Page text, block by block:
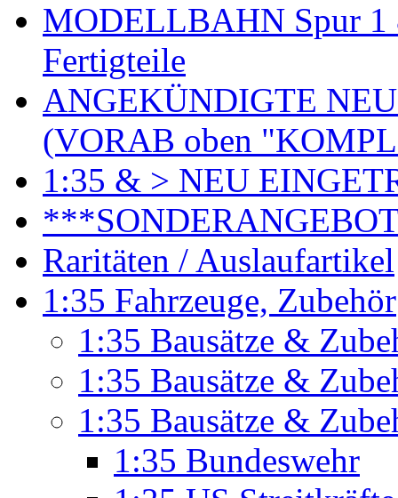
MODELLBAHN Spur 1
Fertigteile
ANGEKÜNDIGTE
(VORAB oben
1:35 & > NEU
Raritäten / Auslaufartikel
1:35 Fahrzeuge, Zubehör
1:35 Bausätze &
1:35 Bausätze &
1:35 Bausätze &
1:35 Bundeswehr